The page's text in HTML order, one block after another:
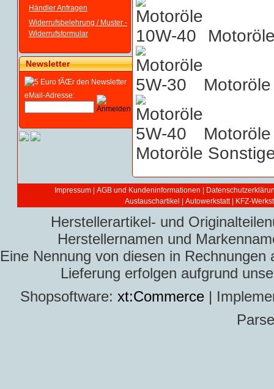
Händler Anfragen
Widerrufsbelehrung / Muster -
Widerrufsformular
Newsletter
eMail-Adresse:
Motoröle
Impressum AGB und Kundeninformationen
Austauschartikel
Autowerkstatt | KFZ-
Herstellerartikel- und
Herstellernamen und
Eine Nennung von diesen in
Lieferung erfolgen aufgrund
Shopsoftware: xt:Commerce |